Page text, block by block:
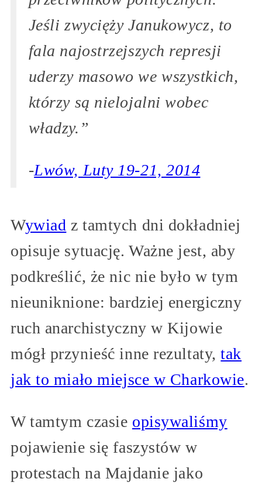
Jeśli zwycięży Janukowycz, to
fala najostrzejszych represji
uderzy masowo we wszystkich,
którzy są nielojalni wobec
władzy.”
-Lwów, Luty 19-21, 2014
Wywiad z tamtych dni dokładniej
opisuje sytuację. Ważne jest, aby
podkreślić, że nic nie było w tym
nieuniknione: bardziej energiczny
ruch anarchistyczny w Kijowie
mógł przynieść inne rezultaty,tak
jak to miało miejsce w Charkowie.
W tamtym czasie opisywaliśmy
pojawienie się faszystów w
protestach na Majdanie jako